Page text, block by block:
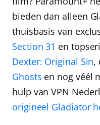
bieden dan alleen
thuisbasis van
Section 31 en
Dexter: Original Sin,
Ghosts en nog véél
hulp vanVPN
origineel Gladiator